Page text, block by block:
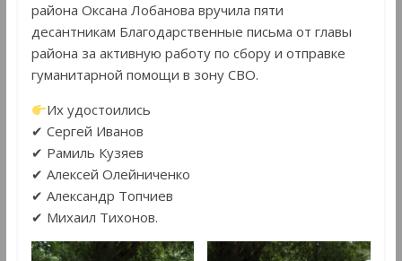
района Оксана Лобанова вручила пяти
десантникам Благодарственные письма от главы
района за активную работу по сбору и отправке
гуманитарной помощи в зону СВО.
Их удостоились
✔ Сергей Иванов
✔ Рамиль Кузяев
✔ Алексей Олейниченко
✔ Александр Топчиев
✔ Михаил Тихонов.